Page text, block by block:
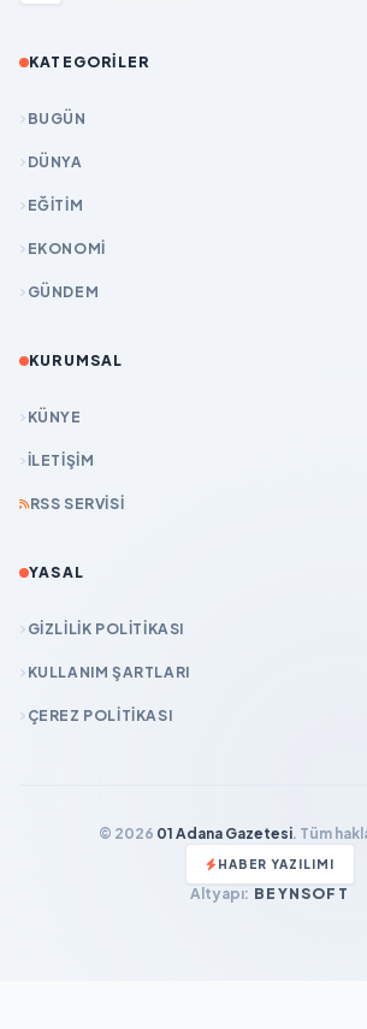
KATEGORILER
BUGÜN
DÜNYA
EĞİTİM
EKONOMİ
GÜNDEM
KURUMSAL
KÜNYE
İLETIŞIM
RSS SERVISI
YASAL
GIZLILIK POLITIKASI
KULLANIM ŞARTLARI
ÇEREZ POLITIKASI
© 2026 01 Adana Gazetesi. Tüm
HABER YAZILIMI
Altyapı: BEYNSOFT